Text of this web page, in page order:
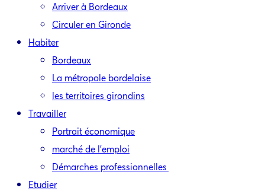
Arriver à Bordeaux
Circuler en Gironde
Habiter
Bordeaux
La métropole bordelaise
les territoires girondins
Travailler
Portrait économique
marché de l’emploi
Démarches professionnelles
Etudier